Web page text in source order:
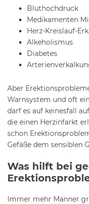
Bluthochdruck
Medikamenten
Herz-Kreislauf-
Alkeholismus
Diabetes
Aber
Warnsystem und oft
darf es auf keinesfall
die einen Herzinfarkt
schon
Gefäße dem sensiblen
Was hilft bei
Immer mehr Männer